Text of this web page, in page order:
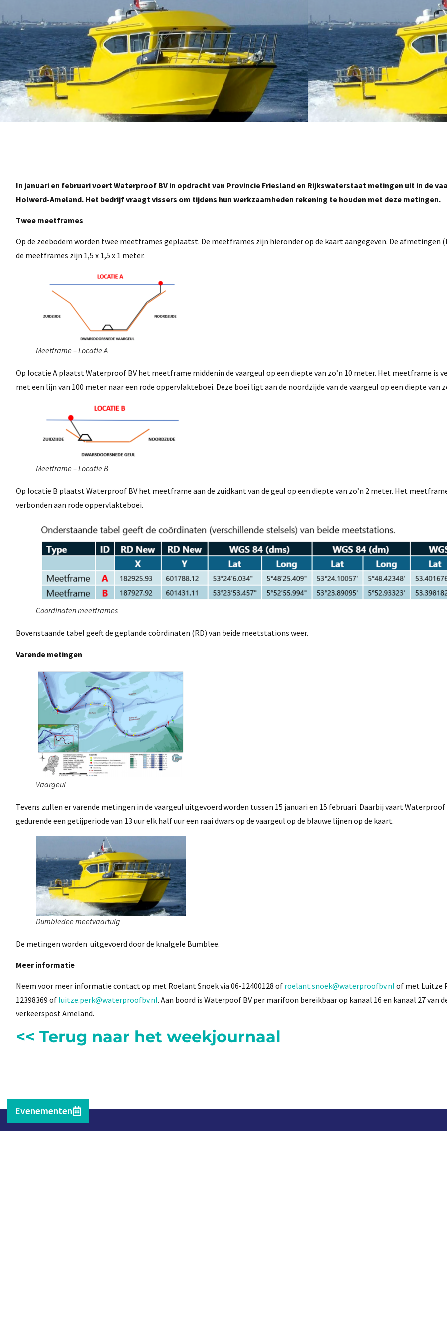
In januari en februari voert Waterproof BV in opdracht van Provincie Friesland en Rijkswaterstaat metingen uit in de
Holwerd-Ameland. Het bedrijf vraagt vissers om tijdens hun werkzaamheden rekening te houden met deze metingen.
Twee meetframes
Op de zeebodem worden twee meetframes geplaatst. De meetframes zijn hieronder op de kaart aangegeven. De afmetingen (l
de meetframes zijn 1,5 x 1,5 x 1 meter.
Meetframe – Locatie A
Op locatie A plaatst Waterproof BV het meetframe middenin de vaargeul op een diepte van zo’n 10 meter. Het meetframe is
met een lijn van 100 meter naar een rode oppervlakteboei. Deze boei ligt aan de noordzijde van de vaargeul op een diepte van
Meetframe – Locatie B
Op locatie B plaatst Waterproof BV het meetframe aan de zuidkant van de geul op een diepte van zo’n 2 meter. Het
verbonden aan rode oppervlakteboei.
Coördinaten meetframes
Bovenstaande tabel geeft de geplande coördinaten (RD) van beide meetstations weer.
Varende metingen
Vaargeul
Tevens zullen er varende metingen in de vaargeul uitgevoerd worden tussen 15 januari en 15 februari. Daarbij vaart Waterproof
gedurende een getijperiode van 13 uur elk half uur een raai dwars op de vaargeul op de blauwe lijnen op de kaart.
Dumbledee meetvaartuig
De metingen worden uitgevoerd door de knalgele Bumblee.
Meer informatie
Neem voor meer informatie contact op met Roelant Snoek via 06-12400128 of roelant.snoek@waterproofbv.nl of met Luitze
12398369 of luitze.perk@waterproofbv.nl. Aan boord is Waterpoof BV per marifoon bereikbaar op kanaal 16 en kanaal 27 van
verkeerspost Ameland.
<< Terug naar het weekjournaal
Evenementen